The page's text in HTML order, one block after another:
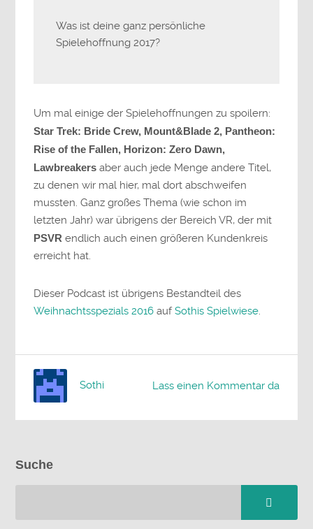
Was ist deine ganz persönliche
Spielehoffnung 2017?
Um mal einige der Spielehoffnungen zu spoilern:
Star Trek: Bride Crew, Mount&Blade 2, Pantheon:
Rise of the Fallen, Horizon: Zero Dawn,
Lawbreakers aber auch jede Menge andere Titel,
zu denen wir mal hier, mal dort abschweifen
mussten. Ganz großes Thema (wie schon im
letzten Jahr) war übrigens der Bereich VR, der mit
PSVR endlich auch einen größeren Kundenkreis
erreicht hat.
Dieser Podcast ist übrigens Bestandteil des
Weihnachtsspezials 2016 aufSothis Spielwiese.
Lass einen Kommentar da
Sothi
Suche